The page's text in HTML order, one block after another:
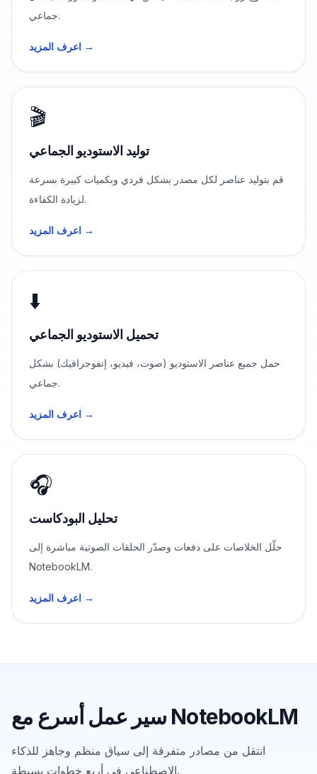
جماعي.
اعرف المزيد →
🎬
توليد الاستوديو الجماعي
قم بتوليد عناصر لكل مصدر بشكل فردي وبكميات كبيرة بسرعة
لزيادة الكفاءة.
اعرف المزيد →
⬇️
تحميل الاستوديو الجماعي
حمل جميع عناصر الاستوديو (صوت، فيديو، إنفوجرافيك) بشكل
جماعي.
اعرف المزيد →
🎧
تحليل البودكاست
حلّل الخلاصات على دفعات وصدّر الحلقات الصوتية مباشرة إلى
NotebookLM.
اعرف المزيد →
سير عمل أسرع مع NotebookLM
انتقل من مصادر متفرقة إلى سياق منظم وجاهز للذكاء
الاصطناعي في أربع خطوات بسيطة.